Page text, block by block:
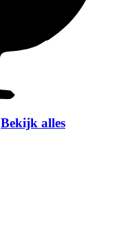
Bekijk alles